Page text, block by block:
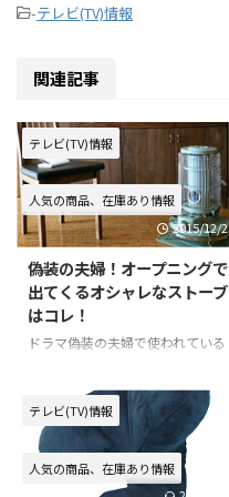
-テレビ(TV)情報
関連記事
テレビ(TV)情報
人気の商品、在庫あり情報
2015/12/2
偽装の夫婦！オープニングで
出てくるオシャレなストーブ
はコレ！
ドラマ偽装の夫婦で使われている
ープニングテーマが流れる場面
で、天海祐希の周りの氷を溶かす
ために、 沢村一樹が使っている
石油ストーブが、めちゃくちゃオ
シャレですよね！ 気になってど
テレビ(TV)情報
人気の商品、在庫あり情報